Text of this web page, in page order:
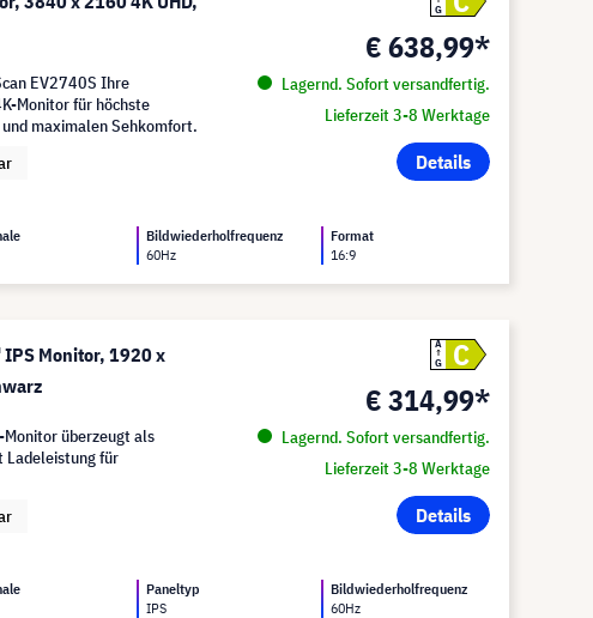
G
€ 638,99*
Lagernd. Sofort versandfertig.
Lieferzeit 3-8 Werktage
Details
EV2740S Ihre
Monitor für höchste
maximalen Sehkomfort.
Bildwiederholfrequenz
60Hz
Format
16:9
Monitor, 1920 x
A
G
C
€ 314,99*
Lagernd. Sofort versandfertig.
Lieferzeit 3-8 Werktage
Details
überzeugt als
Ladeleistung für
Paneltyp
IPS
Bildwiederholfrequenz
60Hz